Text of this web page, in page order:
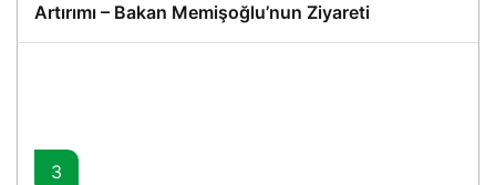
Artırımı – Bakan Memişoğlu’nun Ziyareti
3